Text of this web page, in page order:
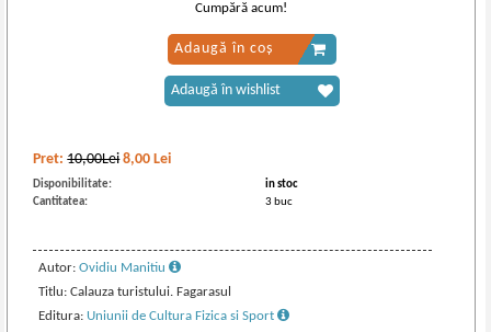
Pret:10,00Lei 8,00 Lei
Disponibilitate:
in stoc
Cantitatea:
3 buc
Autor:Ovidiu Manitiu
Titlu: Calauza turistului. Fagarasul
Editura: Uniunii de Cultura Fizica si Sport
Cumpără acum!
Adaugă în coș
Adaugă în wishlist